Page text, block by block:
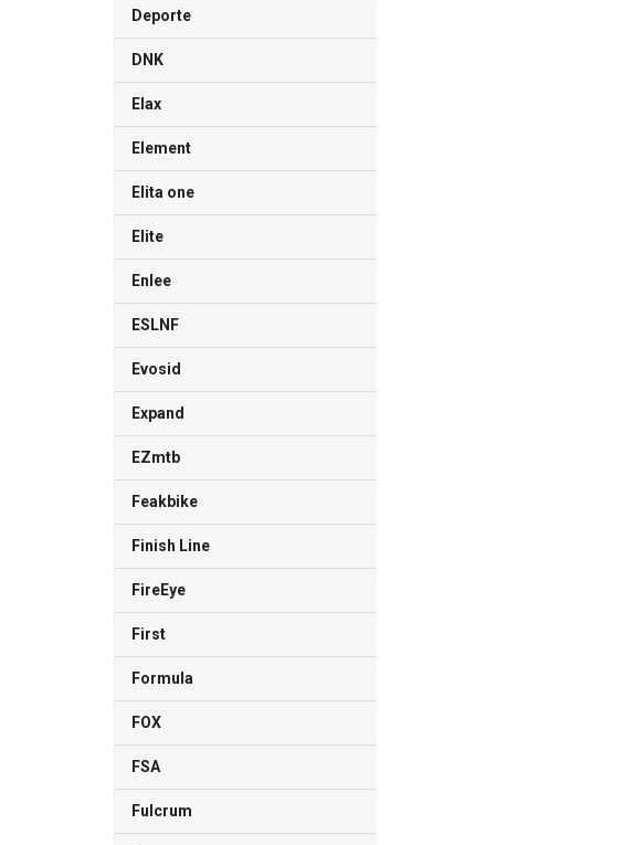
Deporte
DNK
Elax
Element
Elita one
Elite
Enlee
ESLNF
Evosid
Expand
EZmtb
Feakbike
Finish Line
FireEye
First
Formula
FOX
FSA
Fulcrum